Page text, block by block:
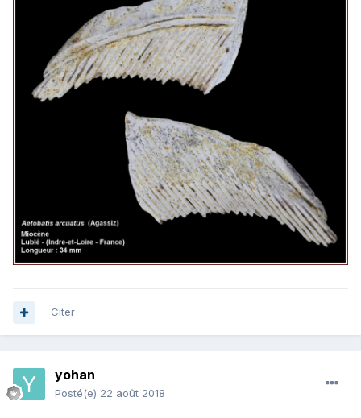
Citer
yohan
Posté(e) 22 août 2018